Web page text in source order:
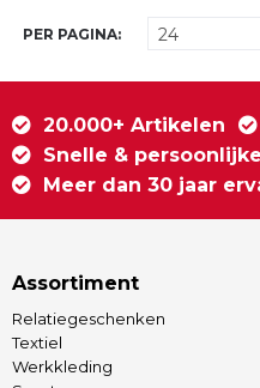
PER PAGINA:
20.000+ Artikelen
Snelle &
Meer dan 30 jaar
Assortiment
Relatiegeschenken
Textiel
Werkkleding